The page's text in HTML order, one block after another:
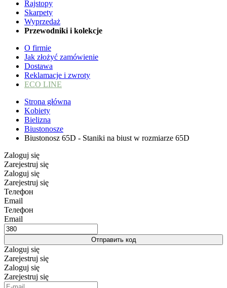
Rajstopy
Skarpety
Wyprzedaż
Przewodniki i kolekcje
O firmie
Jak złożyć zamówienie
Dostawa
Reklamacje i zwroty
ECO LINE
Strona główna
Kobiety
Bielizna
Biustonosze
Biustonosz 65D - Staniki na biust w rozmiarze 65D
Zaloguj się
Zarejestruj się
Zaloguj się
Zarejestruj się
Телефон
Email
Телефон
Email
Отправить код
Zaloguj się
Zarejestruj się
Zaloguj się
Zarejestruj się